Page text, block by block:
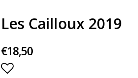
Les Cailloux 2019
€18,50